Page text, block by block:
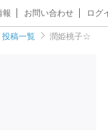
報 お問い合わせ ログ
投稿一覧
潤姫桃子☆